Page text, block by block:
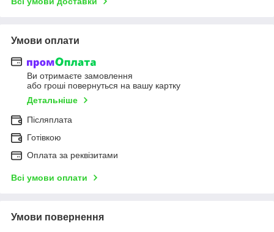
Умови оплати
Ви отримаєте замовлення
або гроші повернуться на вашу картку
Детальніше
Післяплата
Готівкою
Оплата за реквізитами
Всі умови оплати
Умови повернення